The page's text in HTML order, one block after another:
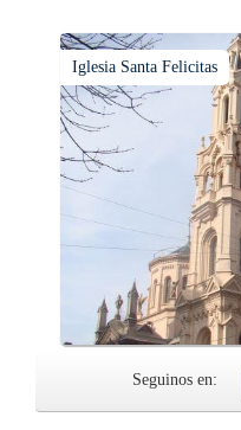
Iglesia Santa Felicitas
Seguinos en: